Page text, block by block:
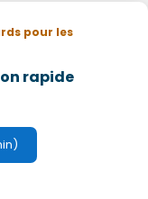
pour les
rapide